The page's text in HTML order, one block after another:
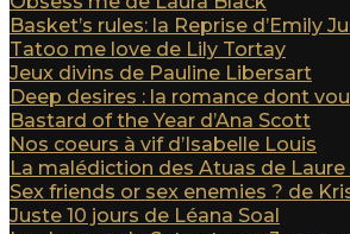
Basket’s rules: la Reprise d’Emily
Tatoo me love de Lily Tortay
Jeux divins de Pauline Libersart
Deep desires : la romance dont
Bastard of the Year d’Ana Scott
Nos coeurs à vif d’Isabelle Louis
La malédiction des Atuas de Laure
Sex friends or sex enemies ? de
Juste 10 jours de Léana Soal